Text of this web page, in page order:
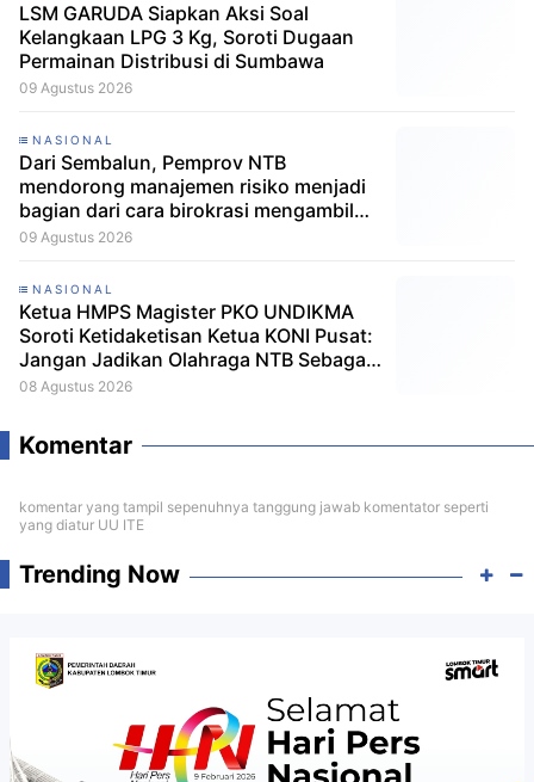
LSM GARUDA Siapkan Aksi Soal
Kelangkaan LPG 3 Kg, Soroti Dugaan
Permainan Distribusi di Sumbawa
09 Agustus 2026
NASIONAL
Dari Sembalun, Pemprov NTB
mendorong manajemen risiko menjadi
bagian dari cara birokrasi mengambil
keputusan.
09 Agustus 2026
NASIONAL
Ketua HMPS Magister PKO UNDIKMA
Soroti Ketidaketisan Ketua KONI Pusat:
Jangan Jadikan Olahraga NTB Sebagai
Arena Kepentingan Sesaat
08 Agustus 2026
Komentar
komentar yang tampil sepenuhnya tanggung jawab komentator seperti
yang diatur UU ITE
Trending Now